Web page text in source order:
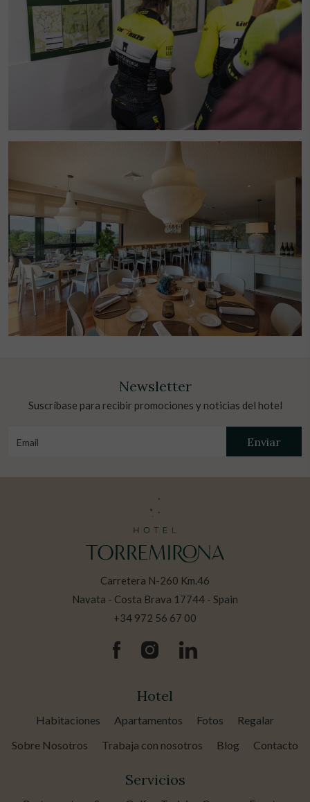
Newsletter
Suscríbase para recibir promociones y noticias del hotel
Enviar
Carretera N-260 Km.46
Navata - Costa Brava 17744 - Spain
+34 972 56 67 00
Hotel
Habitaciones Apartamentos Fotos
Regalar
Sobre Nosotros
Trabaja con nosotros Blog Contacto
Servicios
Guardar configuración Aceptar todas